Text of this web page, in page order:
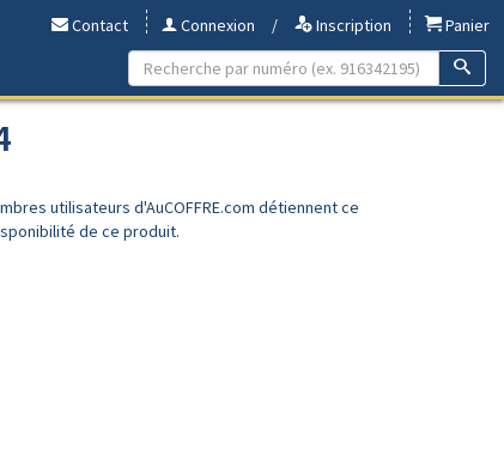
Contact Connexion / Inscription
Panier
utilisateurs d'AuCOFFRE.com détiennent ce
de ce produit.